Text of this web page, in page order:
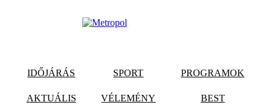
IDŐJÁRÁS SPORT PROGRAMOK
AKTUÁLIS VÉLEMÉNY BEST